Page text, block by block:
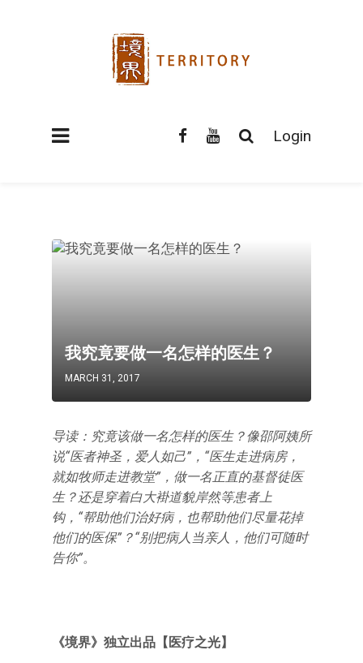
Login
我究竟要做一名怎样的医生？
MARCH 31, 2017
导读：究竟该做一名怎样的医生？像邵阿姨所
说“医者神圣，爱人如己”，“医生走进病房，
就如牧师走进教堂”，做一名正直的基督徒医
生？还是穿着白大褂道貌岸然等患者上
钩，“帮助他们治好病，也帮助他们尽量花掉
他们的医保”？“别把病人当亲人，他们可随时
告你”。
《境界》独立出品【医疗之光】